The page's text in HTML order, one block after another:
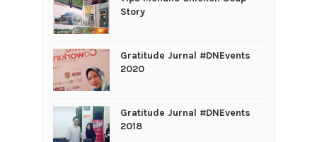
Story
Gratitude Jurnal #DNEvents
2020
Gratitude Jurnal #DNEvents
2018